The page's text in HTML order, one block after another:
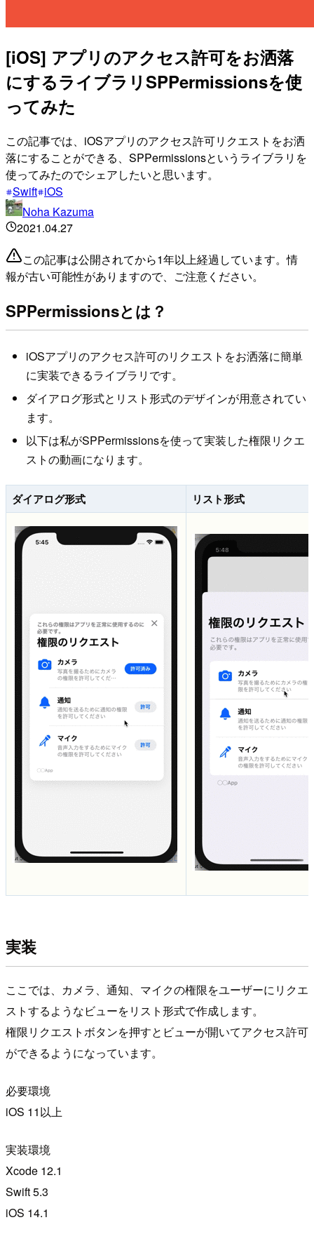
[iOS] アプリのアクセス許可をお洒落
にするライブラリSPPermissionsを使
ってみた
この記事では、iOSアプリのアクセス許可リクエストをお洒
落にすることができる、SPPermissionsというライブラリを
使ってみたのでシェアしたいと思います。
Swift iOS
Noha Kazuma
2021.04.27
この記事は公開されてから1年以上経過しています。情
報が古い可能性がありますので、ご注意ください。
SPPermissionsとは？
iOSアプリのアクセス許可のリクエストをお洒落に簡単
に実装できるライブラリです。
ダイアログ形式とリスト形式のデザインが用意されてい
ます。
以下は私がSPPermissionsを使って実装した権限リクエ
ストの動画になります。
ダイアログ形式 リスト形式
実装
ここでは、カメラ、通知、マイクの権限をユーザーにリクエ
ストするようなビューをリスト形式で作成します。
権限リクエストボタンを押すとビューが開いてアクセス許可
ができるようになっています。
必要環境
iOS 11以上
実装環境
Xcode 12.1
Swift 5.3
iOS 14.1